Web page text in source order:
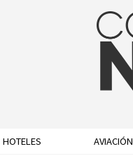
HOTELES AVIACIÓN